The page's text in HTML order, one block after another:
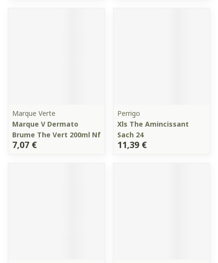
Marque Verte
Marque V Dermato
Brume The Vert 200ml Nf
7,07 €
Perrigo
Xls The Amincissant
Sach 24
11,39 €